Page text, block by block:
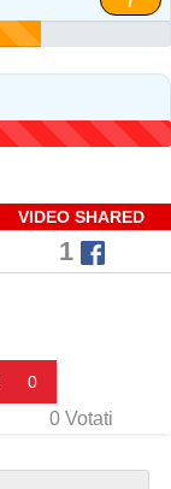
VIDEO SHARED
1
0
0 Votati